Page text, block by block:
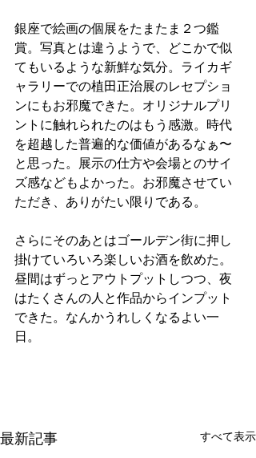
銀座で絵画の個展をたまたま２つ鑑
賞。写真とは違うようで、どこかで似
てもいるような新鮮な気分。ライカギ
ャラリーでの植田正治展のレセプショ
ンにもお邪魔できた。オリジナルプリ
ントに触れられたのはもう感激。時代
を超越した普遍的な価値があるなぁ〜
と思った。展示の仕方や会場とのサイ
ズ感などもよかった。お邪魔させてい
ただき、ありがたい限りである。
さらにそのあとはゴールデン街に押し
掛けていろいろ楽しいお酒を飲めた。
昼間はずっとアウトプットしつつ、夜
はたくさんの人と作品からインプット
できた。なんかうれしくなるよい一
日。
最新記事 すべて表示